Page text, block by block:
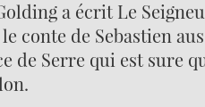
a écrit Le
conte de Sebastien
de Serre qui est sure